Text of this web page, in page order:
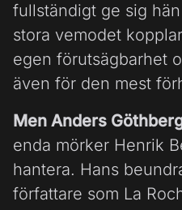
fullständigt ge sig
stora vemodet
egen förutsägbarhet
även för den mest
Men Anders
enda mörker Henrik
hantera. Hans
författare som La